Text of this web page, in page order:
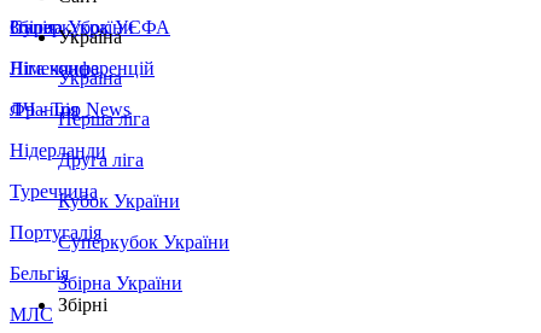
Збірна України
Італія
Німеччина
Франція
Нідерланди
Туреччина
Португалія
Бельгія
МЛС
Суперкубок УЄФА
Ліга конференцій
ЛЧ - Top News
Україна
Україна
Перша ліга
Друга ліга
Кубок України
Суперкубок України
Збірна України
Збірні